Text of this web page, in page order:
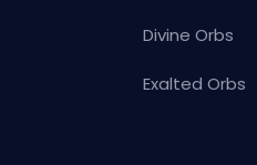
Divine Orbs
Exalted Orbs